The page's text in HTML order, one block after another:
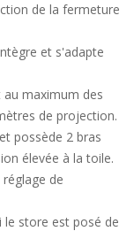
de la fermeture
et s'adapte
maximum des
de projection.
possède 2 bras
élevée à la toile.
de
le store est posé de